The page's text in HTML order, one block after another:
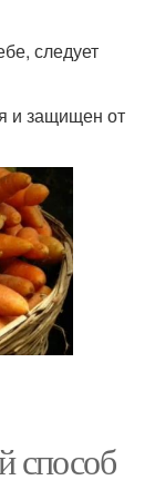
следует
и защищен от
способ